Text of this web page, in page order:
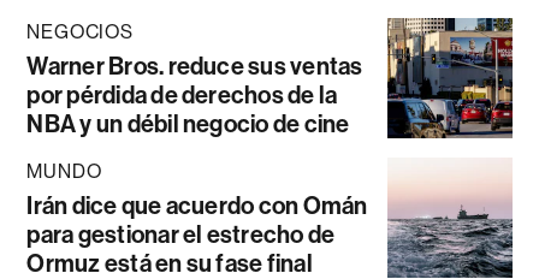
NEGOCIOS
Warner Bros. reduce sus ventas
por pérdida de derechos de la
NBA y un débil negocio de cine
MUNDO
Irán dice que acuerdo con Omán
para gestionar el estrecho de
Ormuz está en su fase final